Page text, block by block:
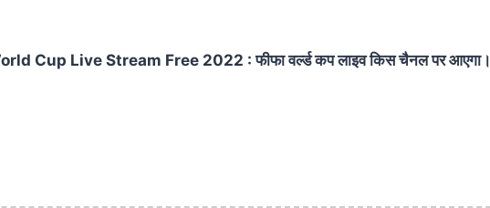
Cup Live Stream Free 2022 : फीफा वर्ल्ड कप लाइव किस चैनल पर आएगा।